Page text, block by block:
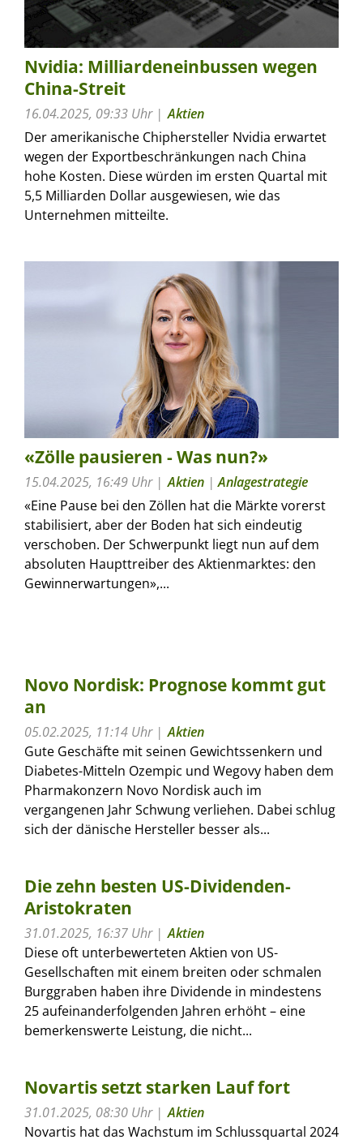
Nvidia: Milliardeneinbussen wegen
China-Streit
16.04.2025, 09:33 Uhr
Aktien
Der amerikanische Chiphersteller Nvidia erwartet
wegen der Exportbeschränkungen nach China
hohe Kosten. Diese würden im ersten Quartal mit
5,5 Milliarden Dollar ausgewiesen, wie das
Unternehmen mitteilte.
«Zölle pausieren - Was nun?»
15.04.2025, 16:49 Uhr Aktien |Anlagestrategie
«Eine Pause bei den Zöllen hat die Märkte vorerst
stabilisiert, aber der Boden hat sich eindeutig
verschoben. Der Schwerpunkt liegt nun auf dem
absoluten Haupttreiber des Aktienmarktes: den
Gewinnerwartungen»,...
Novo Nordisk: Prognose kommt gut
an
05.02.2025, 11:14 Uhr
Aktien
Gute Geschäfte mit seinen Gewichtssenkern und
Diabetes-Mitteln Ozempic und Wegovy haben dem
Pharmakonzern Novo Nordisk auch im
vergangenen Jahr Schwung verliehen. Dabei schlug
sich der dänische Hersteller besser als...
Die zehn besten US-Dividenden-
Aristokraten
31.01.2025, 16:37 Uhr
Aktien
Diese oft unterbewerteten Aktien von US-
Gesellschaften mit einem breiten oder schmalen
Burggraben haben ihre Dividende in mindestens
25 aufeinanderfolgenden Jahren erhöht – eine
bemerkenswerte Leistung, die nicht...
Novartis setzt starken Lauf fort
31.01.2025, 08:30 Uhr
Aktien
Novartis hat das Wachstum im Schlussquartal 2024